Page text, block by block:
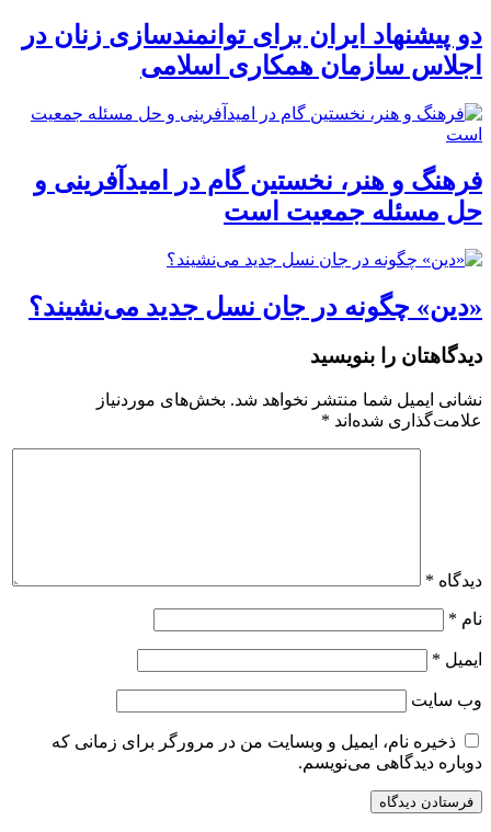
دو پیشنهاد ایران برای توانمندسازی زنان در
اجلاس سازمان همکاری اسلامی
فرهنگ و هنر، نخستین گام در امیدآفرینی و
حل مسئله جمعیت است
«دین» چگونه در جان نسل جدید می‌نشیند؟
دیدگاهتان را بنویسید
نشانی ایمیل شما منتشر نخواهد شد. بخش‌های موردنیاز
علامت‌گذاری شده‌اند *
دیدگاه *
نام *
ایمیل *
وب‌ سایت
ذخیره نام، ایمیل و وبسایت من در مرورگر برای زمانی که
دوباره دیدگاهی می‌نویسم.